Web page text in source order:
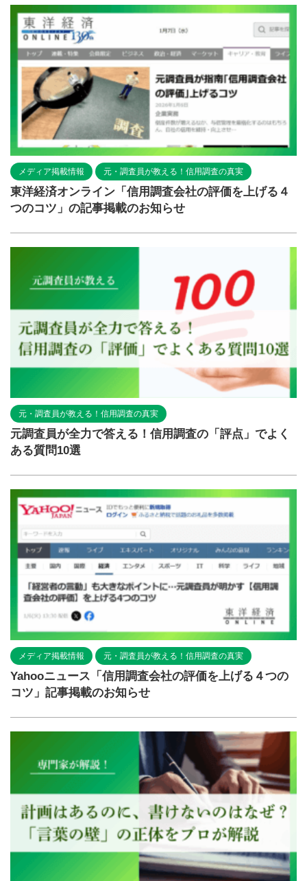
メディア掲載情報 元・調査員が教える！信用調査の真実
東洋経済オンライン「信用調査会社の評価を上げる４
つのコツ」の記事掲載のお知らせ
元・調査員が教える！信用調査の真実
元調査員が全力で答える！信用調査の「評点」でよく
ある質問10選
メディア掲載情報 元・調査員が教える！信用調査の真実
Yahooニュース「信用調査会社の評価を上げる４つの
コツ」記事掲載のお知らせ